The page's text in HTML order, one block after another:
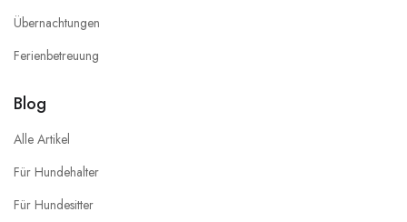
Übernachtungen
Ferienbetreuung
Blog
Alle Artikel
Für Hundehalter
Für Hundesitter